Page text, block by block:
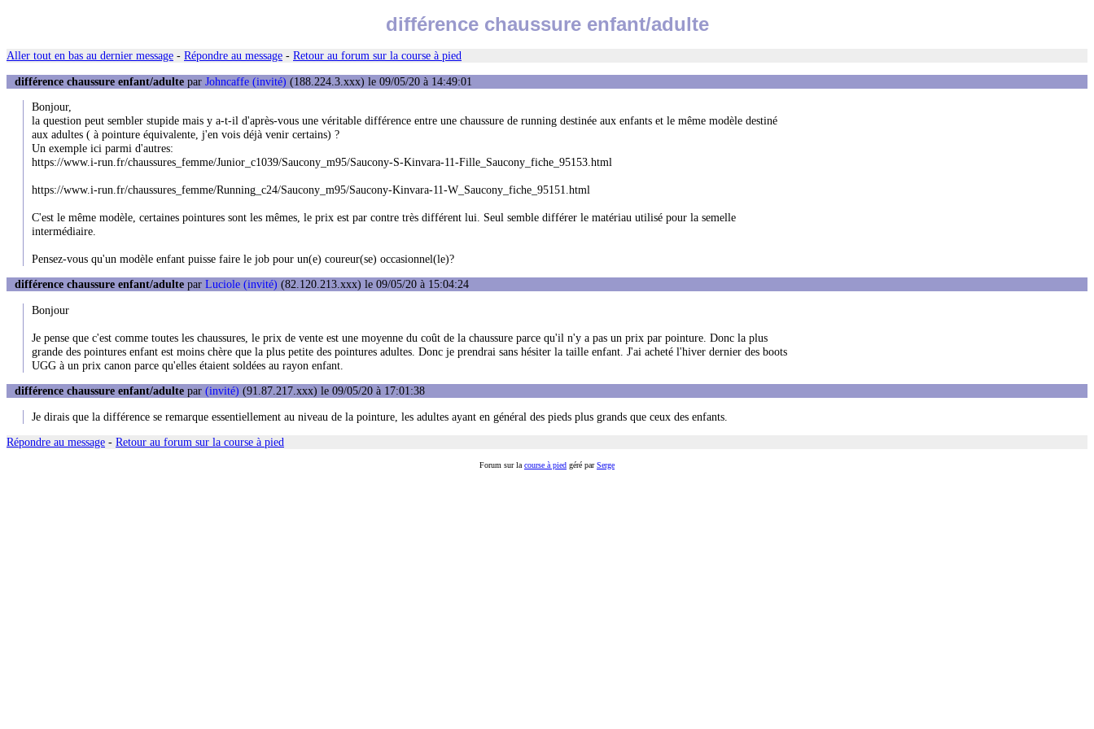
différence chaussure enfant/adulte
Aller tout en bas au dernier message - Répondre au message - Retour au forum sur la course à pied
différence chaussure enfant/adulte par Johncaffe (invité) (188.224.3.xxx) le 09/05/20 à 14:49:01
Bonjour,
la question peut sembler stupide mais y a-t-il d'après-vous une véritable différence entre une chaussure de running destinée aux enfants et le même modèle destiné
aux adultes ( à pointure équivalente, j'en vois déjà venir certains) ?
Un exemple ici parmi d'autres:
https://www.i-run.fr/chaussures_femme/Junior_c1039/Saucony_m95/Saucony-S-Kinvara-11-Fille_Saucony_fiche_95153.html
https://www.i-run.fr/chaussures_femme/Running_c24/Saucony_m95/Saucony-Kinvara-11-W_Saucony_fiche_95151.html
C'est le même modèle, certaines pointures sont les mêmes, le prix est par contre très différent lui. Seul semble différer le matériau utilisé pour la semelle
intermédiaire.
Pensez-vous qu'un modèle enfant puisse faire le job pour un(e) coureur(se) occasionnel(le)?
différence chaussure enfant/adulte par Luciole (invité) (82.120.213.xxx) le 09/05/20 à 15:04:24
Bonjour
Je pense que c'est comme toutes les chaussures, le prix de vente est une moyenne du coût de la chaussure parce qu'il n'y a pas un prix par pointure. Donc la plus
grande des pointures enfant est moins chère que la plus petite des pointures adultes. Donc je prendrai sans hésiter la taille enfant. J'ai acheté l'hiver dernier des boots
UGG à un prix canon parce qu'elles étaient soldées au rayon enfant.
différence chaussure enfant/adulte par (invité) (91.87.217.xxx) le 09/05/20 à 17:01:38
Je dirais que la différence se remarque essentiellement au niveau de la pointure, les adultes ayant en général des pieds plus grands que ceux des enfants.
Répondre au message - Retour au forum sur la course à pied
Forum sur lacourse à pied géré parSerge